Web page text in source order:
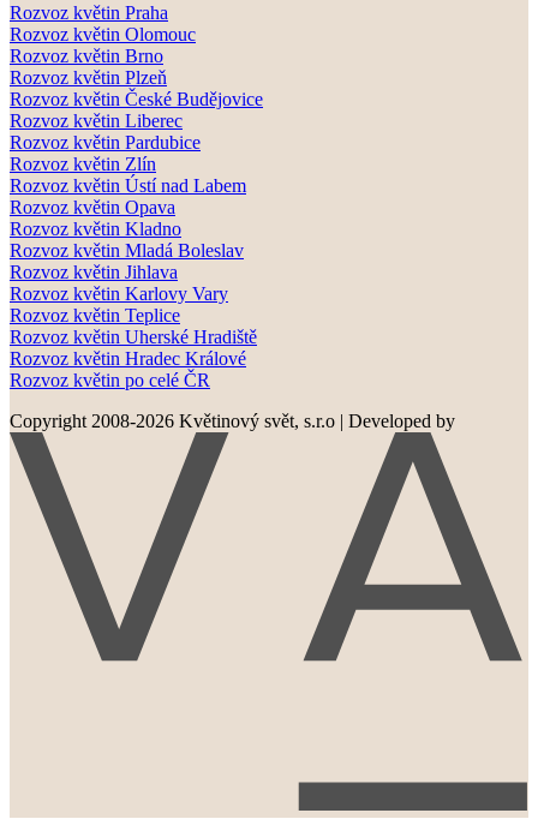
Rozvoz květin Praha
Rozvoz květin Olomouc
Rozvoz květin Brno
Rozvoz květin Plzeň
Rozvoz květin České Budějovice
Rozvoz květin Liberec
Rozvoz květin Pardubice
Rozvoz květin Zlín
Rozvoz květin Ústí nad Labem
Rozvoz květin Opava
Rozvoz květin Kladno
Rozvoz květin Mladá Boleslav
Rozvoz květin Jihlava
Rozvoz květin Karlovy Vary
Rozvoz květin Teplice
Rozvoz květin Uherské Hradiště
Rozvoz květin Hradec Králové
Rozvoz květin po celé ČR
Copyright 2008-2026 Květinový svět, s.r.o | Developed by